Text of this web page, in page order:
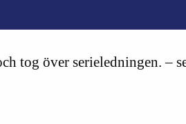
tog över serieledningen. –